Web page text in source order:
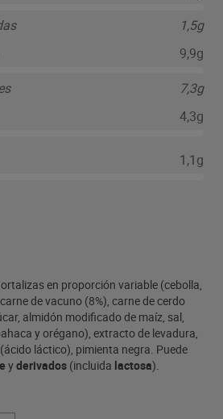
1,5g
9,9g
7,3g
4,3g
1,1g
en proporción variable (cebolla,
de vacuno (8%), carne de cerdo
almidón modificado de maíz, sal,
y orégano), extracto de levadura,
láctico), pimienta negra. Puede
yderivados (incluida lactosa).